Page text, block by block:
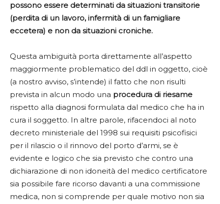
possono essere determinati da situazioni transitorie
(perdita di un lavoro, infermità di un famigliare
eccetera) e non da situazioni croniche.
Questa ambiguità porta direttamente all’aspetto
maggiormente problematico del ddl in oggetto, cioè
(a nostro avviso, s’intende) il fatto che non risulti
prevista in alcun modo una procedura di riesame
rispetto alla diagnosi formulata dal medico che ha in
cura il soggetto. In altre parole, rifacendoci al noto
decreto ministeriale del 1998 sui requisiti psicofisici
per il rilascio o il rinnovo del porto d’armi, se è
evidente e logico che sia previsto che contro una
dichiarazione di non idoneità del medico certificatore
sia possibile fare ricorso davanti a una commissione
medica, non si comprende per quale motivo non sia